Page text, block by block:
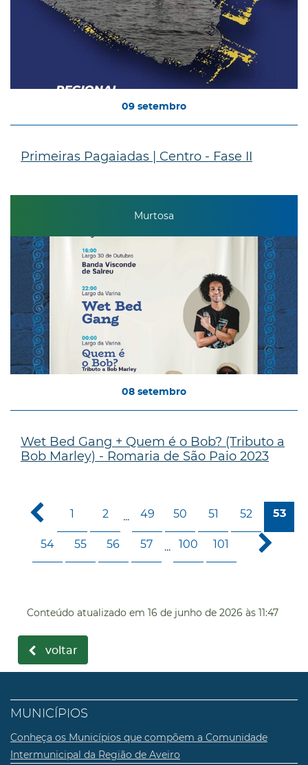
09 setembro
Primeiras Pagaiadas | Centro - Fase II
Murtosa
08 setembro
Wet Bed Gang + Quem é o Bob? (Tributo a
Bob Marley) - Romaria de São Paio 2023
1 2 ... 49 50 51 52 53
54 55 56 57 ... 100 101
Conteúdo atualizado em 16 de junho de 2026 às 11:47
voltar
MUNICÍPIOS
Conheça os Municípios que compõem a Comunidade
Intermunicipal da Região de Aveiro